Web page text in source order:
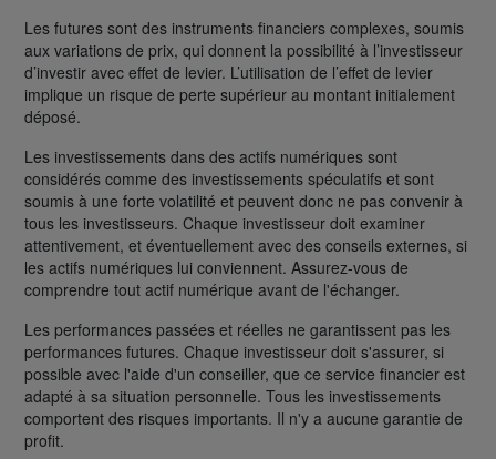
Les futures sont des instruments financiers complexes, soumis
aux variations de prix, qui donnent la possibilité à l’investisseur
d’investir avec effet de levier. L’utilisation de l’effet de levier
implique un risque de perte supérieur au montant initialement
déposé.
Les investissements dans des actifs numériques sont
considérés comme des investissements spéculatifs et sont
soumis à une forte volatilité et peuvent donc ne pas convenir à
tous les investisseurs. Chaque investisseur doit examiner
attentivement, et éventuellement avec des conseils externes, si
les actifs numériques lui conviennent. Assurez-vous de
comprendre tout actif numérique avant de l'échanger.
Les performances passées et réelles ne garantissent pas les
performances futures. Chaque investisseur doit s'assurer, si
possible avec l'aide d'un conseiller, que ce service financier est
adapté à sa situation personnelle. Tous les investissements
comportent des risques importants. Il n'y a aucune garantie de
profit.